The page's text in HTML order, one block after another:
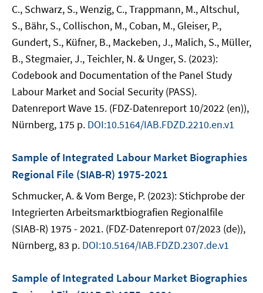
C., Schwarz, S., Wenzig, C., Trappmann, M., Altschul,
S., Bähr, S., Collischon, M., Coban, M., Gleiser, P.,
Gundert, S., Küfner, B., Mackeben, J., Malich, S., Müller,
B., Stegmaier, J., Teichler, N. & Unger, S. (2023):
Codebook and Documentation of the Panel Study
Labour Market and Social Security (PASS).
Datenreport Wave 15. (FDZ-Datenreport 10/2022 (en)),
Nürnberg, 175 p. DOI:10.5164/IAB.FDZD.2210.en.v1
Sample of Integrated Labour Market Biographies
Regional File (SIAB-R) 1975-2021
Schmucker, A. & Vom Berge, P. (2023): Stichprobe der
Integrierten Arbeitsmarktbiografien Regionalfile
(SIAB-R) 1975 - 2021. (FDZ-Datenreport 07/2023 (de)),
Nürnberg, 83 p. DOI:10.5164/IAB.FDZD.2307.de.v1
Sample of Integrated Labour Market Biographies